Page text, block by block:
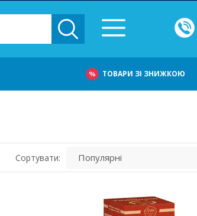
ТОВАРИ ЗІ ЗНИЖКОЮ
Сортувати: